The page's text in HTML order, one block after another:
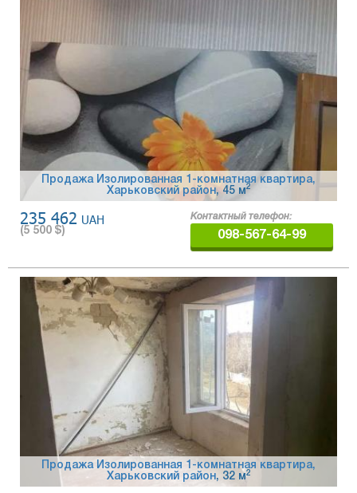
Продажа Изолированная 1-комнатная квартира,
Харьковский район, 45 м2
235 462 UAH
(5 500 $)
Контактный телефон:
098-567-64-99
Продажа Изолированная 1-комнатная квартира,
Харьковский район , 32 м2